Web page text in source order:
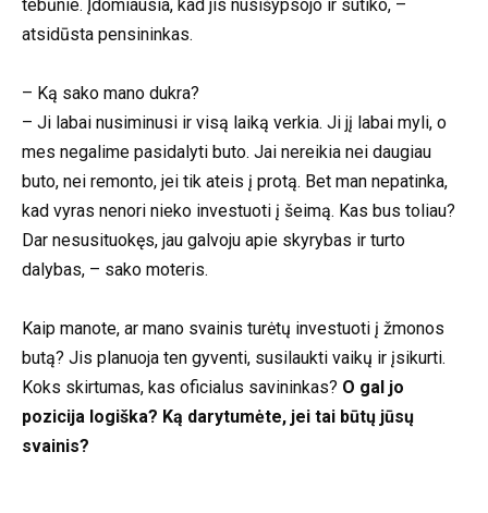
tebūnie. Įdomiausia, kad jis nusišypsojo ir sutiko, –
atsidūsta pensininkas.
– Ką sako mano dukra?
– Ji labai nusiminusi ir visą laiką verkia. Ji jį labai myli, o
mes negalime pasidalyti buto. Jai nereikia nei daugiau
buto, nei remonto, jei tik ateis į protą. Bet man nepatinka,
kad vyras nenori nieko investuoti į šeimą. Kas bus toliau?
Dar nesusituokęs, jau galvoju apie skyrybas ir turto
dalybas, – sako moteris.
Kaip manote, ar mano svainis turėtų investuoti į žmonos
butą? Jis planuoja ten gyventi, susilaukti vaikų ir įsikurti.
Koks skirtumas, kas oficialus savininkas? O gal jo
pozicija logiška? Ką darytumėte, jei tai būtų jūsų
svainis?